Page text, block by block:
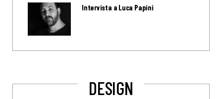
Intervista a Luca Papini
DESIGN